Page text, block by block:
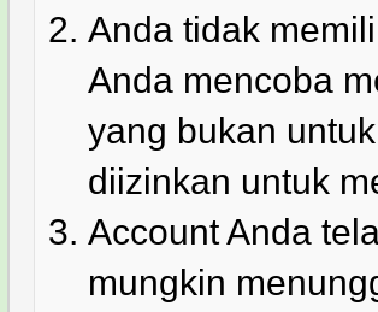
Anda tidak
Anda mencoba
yang bukan
diizinkan untuk
Account Anda
mungkin